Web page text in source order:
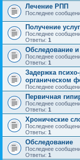
Лечение РПП
Последнее
Получение
Последнее
Ответы: 1
Обследование
Последнее
Ответы: 1
Задержка
органическом
Последнее
Первичная
Последнее
Ответы: 1
Хронические
Последнее
Ответы: 1
Обследование
Последнее
Ответы: 1